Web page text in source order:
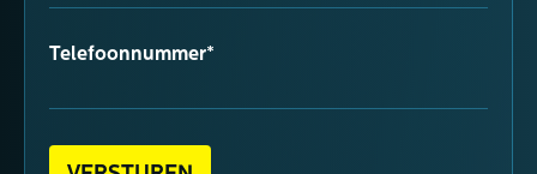
Telefoonnummer*